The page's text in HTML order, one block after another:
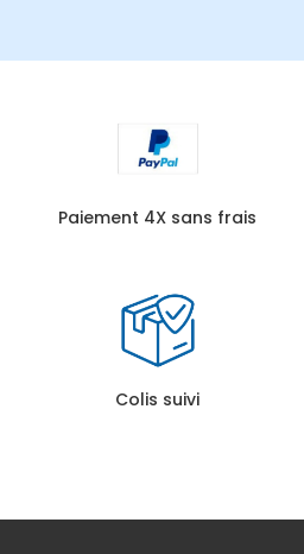
Paiement 4X sans frais
Colis suivi